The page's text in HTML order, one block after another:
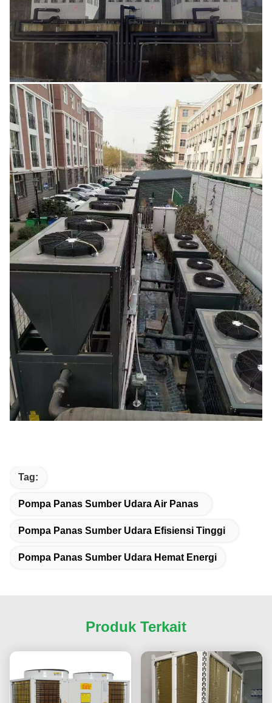
Tag:
Pompa Panas Sumber Udara Air Panas
Pompa Panas Sumber Udara Efisiensi Tinggi
Pompa Panas Sumber Udara Hemat Energi
Produk Terkait